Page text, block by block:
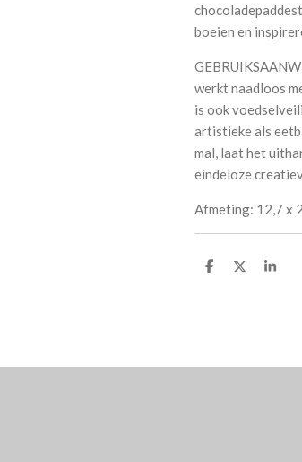
boeien en
werkt naadloos
is ook
artistieke als
mal, laat het
eindeloze
Afmeting: 12,7 x
D
D
S